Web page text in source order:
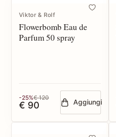
Viktor & Rolf
Flowerbomb Eau de
Parfum 50 spray
-25%€ 120
€ 90 Aggiungi